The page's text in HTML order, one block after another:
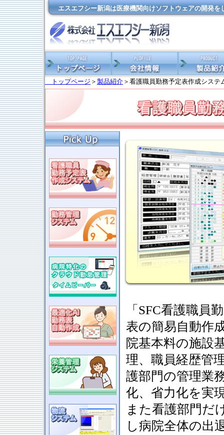
エスエフシー新潟は医療機関向けソフトウェアの開発を
トップページ ＞ 製品紹介 ＞看護職員勤務予定表作成システ
「SFC看護職員
表の簡易自動作
院基本料の施設
理、職員経歴管
護部門の管理業
化、省力化を実
また看護部門だ
し病院全体の出